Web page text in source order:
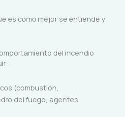
es como mejor se entiende y
del incendio
(combustión,
del fuego, agentes